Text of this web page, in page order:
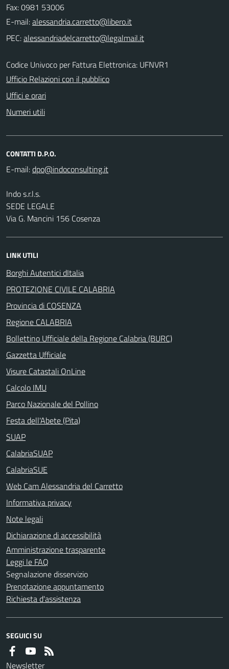
Fax: 0981 53006
E-mail:
PEC:
Codice Univoco per Fattura Elettronica: UFNVR1
Ufficio Relazioni con il pubblico
Uffici e orari
Numeri utili
CONTATTI D.P.O.
E-mail:
Indo s.r.l.s.
SEDE LEGALE
Via G. Mancini 156 Cosenza
LINK UTILI
Borghi Autentici dItalia
PROTEZIONE CIVILE CALABRIA
Provincia di COSENZA
Regione CALABRIA
Bollettino Ufficiale della Regione Calabria (BURC)
Gazzetta Ufficiale
Visure Catastali OnLine
Calcolo IMU
Parco Nazionale del Pollino
Festa dell'Abete (Pita)
SUAP
CalabriaSUAP
CalabriaSUE
Web Cam Alessandria del Carretto
Informativa privacy
Note legali
Dichiarazione di accessibilità
Amministrazione trasparente
Leggi le FAQ
Segnalazione disservizio
Prenotazione appuntamento
Richiesta d'assistenza
SEGUICI SU
Newsletter